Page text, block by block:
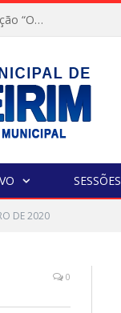
Servidores e Vereadores de Almeirim Participam da Capacitação “Orientar é a Nossa Missão”
SESSÕES
DE 2020
0